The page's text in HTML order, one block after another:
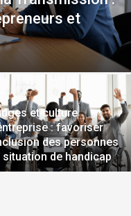
et
et culture
: favoriser
des personnes
situation de handicap